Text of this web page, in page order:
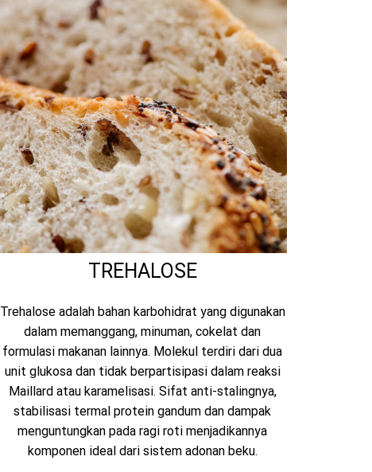
TREHALOSE
Trehalose adalah bahan karbohidrat yang digunakan
dalam memanggang, minuman, cokelat dan
formulasi makanan lainnya. Molekul terdiri dari dua
unit glukosa dan tidak berpartisipasi dalam reaksi
Maillard atau karamelisasi. Sifat anti-stalingnya,
stabilisasi termal protein gandum dan dampak
menguntungkan pada ragi roti menjadikannya
komponen ideal dari sistem adonan beku.